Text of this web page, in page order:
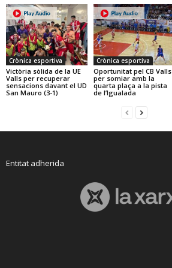
Crònica esportiva
Victòria sòlida de la UE
Valls per recuperar
sensacions davant el UD
San Mauro (3-1)
Crònica esportiva
Oportunitat pel CB Valls
per somiar amb la
quarta plaça a la pista
de l’Igualada
Entitat adherida